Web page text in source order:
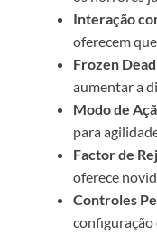
Interação
oferecem
Frozen
aumentar a
Modo de
para
Factor de
oferece
Controles